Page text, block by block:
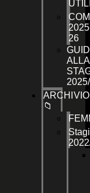
26
ALLA
ARCHIVIO
📁